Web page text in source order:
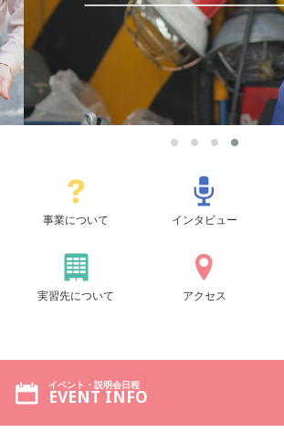
事業について インタビュー
実習先について アクセス
イベント・説明会日程
EVENT INFO